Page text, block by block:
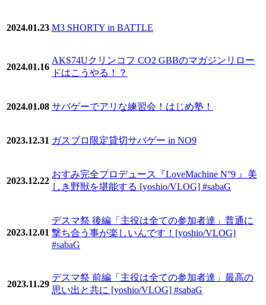
2024.01.23 M3 SHORTY in BATTLE
2024.01.16
AKS74Uクリンコフ CO2 GBBのマガジンリロー
ドはこうやる！？
2024.01.08 サバゲーでアリな練習会！はじめ塾！
2023.12.31 ガスブロ限定貸切サバゲー in NO9
2023.12.22
おすみ完全プロデュース『LoveMachine N°9 』美
しき野獣を堪能する [yoshio/VLOG] #sabaG
2023.12.01
デスマ祭 後編「主役は全ての参加者達」普通に
撃ち合う事が楽しいんです！[yoshio/VLOG]
#sabaG
2023.11.29
デスマ祭 前編「主役は全ての参加者達」最高の
思い出と共に [yoshio/VLOG] #sabaG